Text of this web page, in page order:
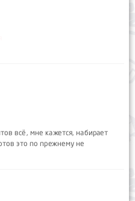
всё, мне кажется, набирает
это по прежнему не